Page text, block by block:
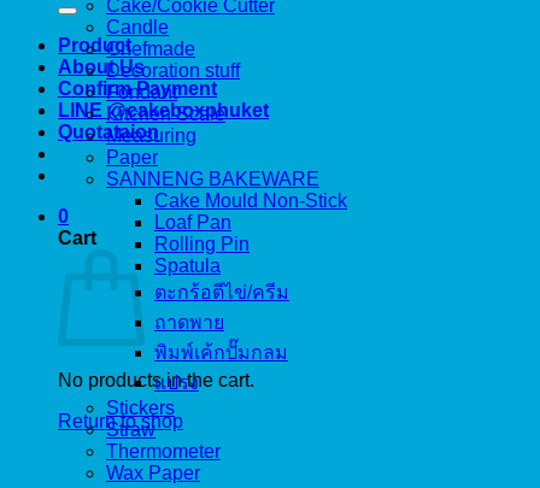
Product
About Us
Confirm Payment
LINE @cakeboxphuket
Quotataion
0
Cart
No products in the cart.
Return to shop
Cake/Cookie Cutter
Candle
Chefmade
Decoration stuff
Fondant
Kitchen Scale
Measuring
Paper
SANNENG BAKEWARE
Cake Mould Non-Stick
Loaf Pan
Rolling Pin
Spatula
ตะกร้อตีไข่/ครีม
ถาดพาย
พิมพ์เค้กปั๊มกลม
แปรง
Stickers
Straw
Thermometer
Wax Paper